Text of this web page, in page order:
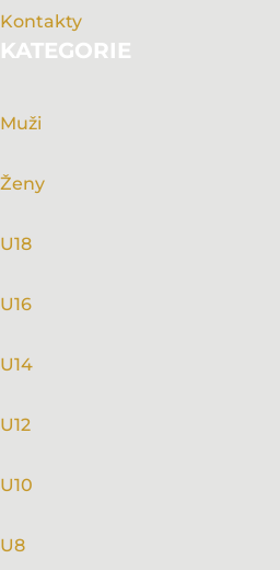
Kontakty
KATEGORIE
Muži
Ženy
U18
U16
U14
U12
U10
U8